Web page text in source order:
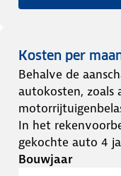
Kosten per
Behalve de
autokosten, zoals
In het
gekochte auto 4
Bouwjaar